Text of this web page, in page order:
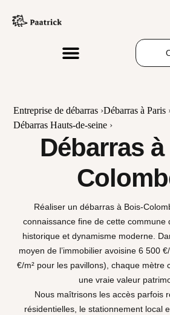
Entreprise de débarras ›Débarras à Paris
Débarras Hauts-de-seine ›
Débarras
Réaliser un débarras à Bois-
connaissance fine de cette commune
historique et dynamisme moderne.
moyen de l’immobilier avoisine 6 500
€/m²pour les pavillons), chaque mètre
une vraie valeur
Nous maîtrisons les accès parfois
résidentielles, le stationnement local